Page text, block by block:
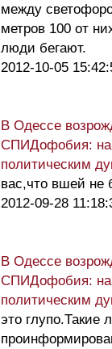
между
метров 100 от
люди бегают.
2012-10-05
В Одессе
СПИДофобия: на
политическим
вас,что вшей не
2012-09-28
В Одессе
СПИДофобия: на
политическим
это глупо.Такие